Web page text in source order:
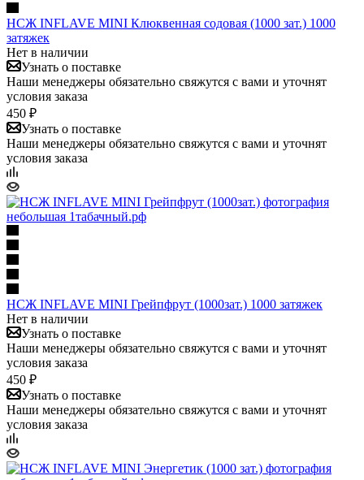
НСЖ INFLAVE MINI Клюквенная содовая (1000 зат.) 1000
затяжек
Нет в наличии
Узнать о поставке
Наши менеджеры обязательно свяжутся с вами и уточнят
условия заказа
450 ₽
Узнать о поставке
Наши менеджеры обязательно свяжутся с вами и уточнят
условия заказа
НСЖ INFLAVE MINI Грейпфрут (1000зат.) 1000 затяжек
Нет в наличии
Узнать о поставке
Наши менеджеры обязательно свяжутся с вами и уточнят
условия заказа
450 ₽
Узнать о поставке
Наши менеджеры обязательно свяжутся с вами и уточнят
условия заказа